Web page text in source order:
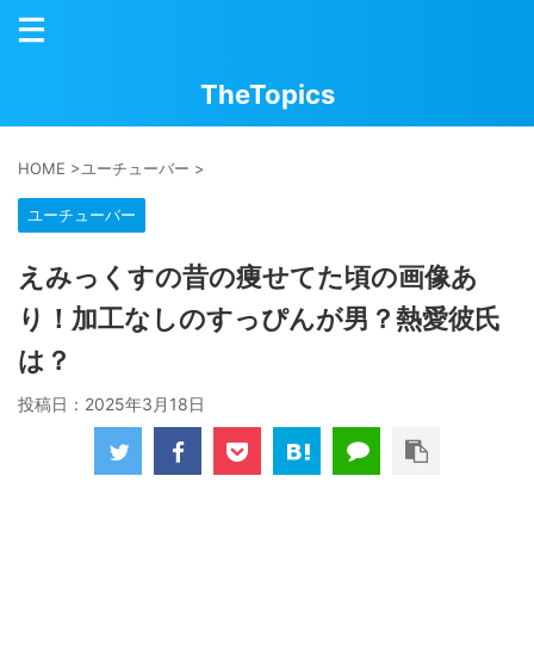
TheTopics
HOME >ユーチューバー >
ユーチューバー
えみっくすの昔の痩せてた頃の画像あ
り！加工なしのすっぴんが男？熱愛彼氏
は？
投稿日： 2025年3月18日